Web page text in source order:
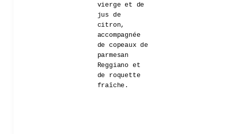
vierge et de
jus de
citron,
accompagnée
de copeaux de
parmesan
Reggiano et
de roquette
fraîche.